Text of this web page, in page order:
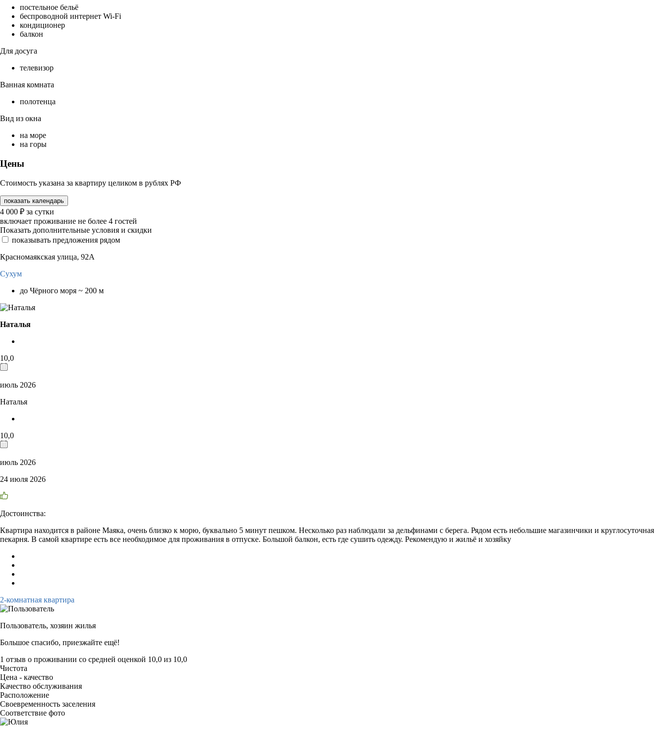
постельное бельё
беспроводной интернет Wi-Fi
кондиционер
балкон
Для досуга
телевизор
Ванная комната
полотенца
Вид из окна
на море
на горы
Цены
Стоимость указана за квартиру целиком в рублях РФ
показать календарь
4 000 ₽ за сутки
включает проживание не более 4 гостей
Показать дополнительные условия и скидки
показывать предложения рядом
Красномаякская улица, 92А
Сухум
до Чёрного моря ~ 200 м
Наталья
10,0
июль 2026
Наталья
10,0
июль 2026
24 июля 2026
Достоинства:
Квартира находится в районе Маяка, очень близко к морю, буквально 5 минут пешком. Несколько раз наблюдали за дельфинами с берега. Рядом есть небольшие магазинчики и круглосуточная
пекарня. В самой квартире есть все необходимое для проживания в отпуске. Большой балкон, есть где сушить одежду. Рекомендую и жильё и хозяйку
2-комнатная квартира
Пользователь, хозяин жилья
Большое спасибо, приезжайте ещё!
1 отзыв о проживании со средней оценкой 10,0 из 10,0
Чистота
Цена - качество
Качество обслуживания
Расположение
Своевременность заселения
Соответствие фото